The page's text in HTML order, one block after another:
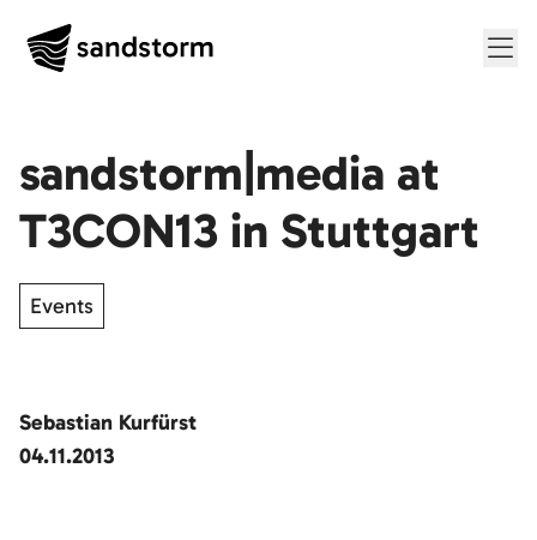
sandstorm|media at
T3CON13 in Stuttgart
Events
Sebastian Kurfürst
04.11.2013